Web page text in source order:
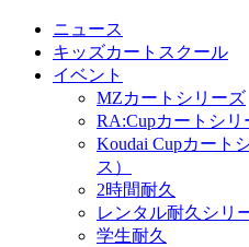
ニュース
キッズカートスクール
イベント
MZカートシリーズ
RA:Cupカートシリ
Koudai Cupカート
ス）
2時間耐久
レンタル耐久シリ
学生耐久